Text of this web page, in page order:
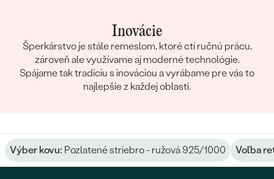
Inovácie
Šperkárstvo je stále remeslom, ktoré ctí ručnú prácu,
zároveň ale využívame aj moderné technológie.
Spájame tak tradíciu s inováciou a vyrábame pre vás to
najlepšie z každej oblasti.
Výber kovu: Pozlatené striebro - ružová 925/1000 Voľba